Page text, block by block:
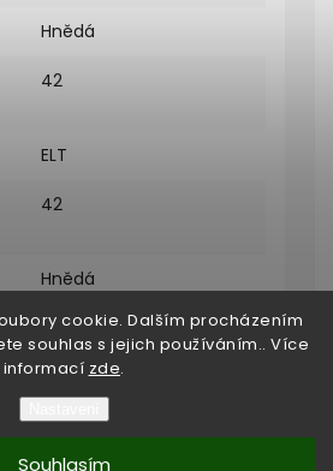
cookie. Dalším procházením
souhlas s jejich používáním.. Více
informací zde.
Souhlasím
Hnědá
42
ELT
42
Hnědá
. Všechna práva vyhrazena.